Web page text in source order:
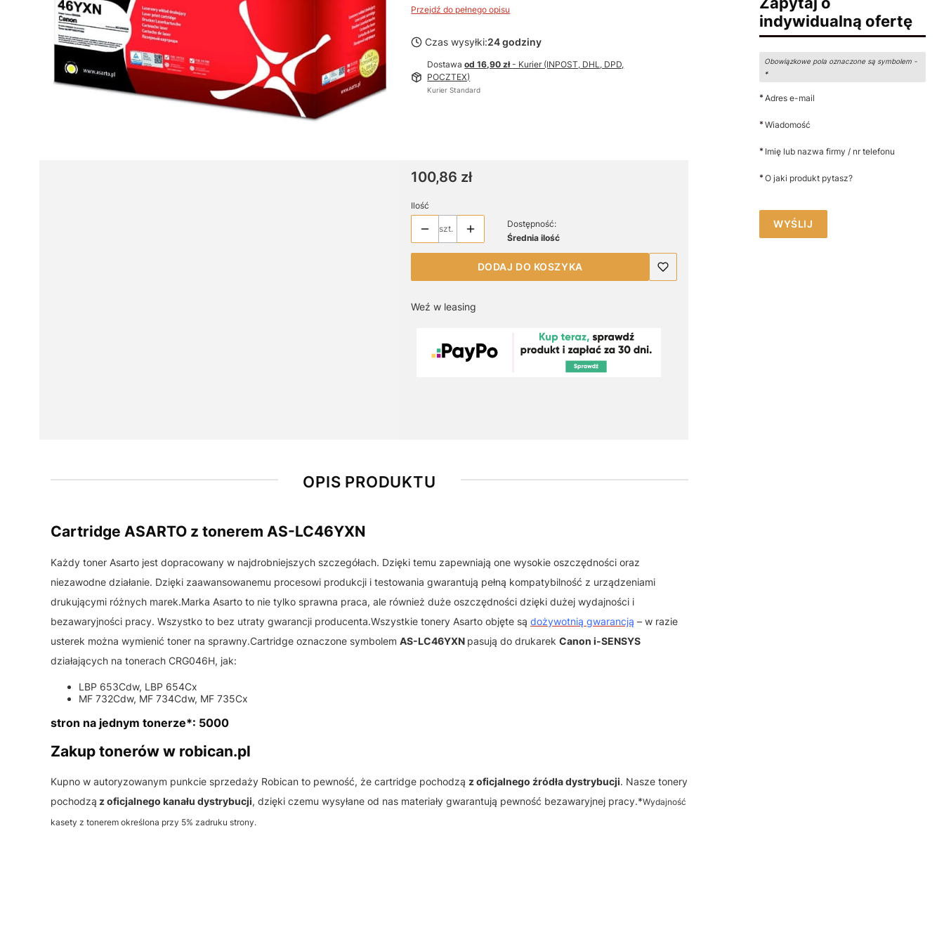
Przejdź do pełnego opisu
Czas wysyłki:24 godziny
Dostawaod 16,90 zł- Kurier (INPOST, DHL, DPD,
POCZTEX)
Kurier Standard
Cena
100,86 zł
Ilość
szt.
Dostępność:
Średnia ilość
DODAJ DO KOSZYKA
Weź w leasing
OPIS PRODUKTU
Cartridge ASARTO z tonerem AS-LC46YXN
Każdy toner Asarto jest dopracowany w najdrobniejszych szczegółach. Dzięki temu zapewniają one wysokie oszczędności oraz
niezawodne działanie. Dzięki zaawansowanemu procesowi produkcji i testowania gwarantują pełną kompatybilność z urządzeniami
drukującymi różnych marek.Marka Asarto to nie tylko sprawna praca, ale również duże oszczędności dzięki dużej wydajności i
bezawaryjności pracy. Wszystko to bez utraty gwarancji producenta.Wszystkie tonery Asarto objęte są dożywotnią gwarancją – w razie
usterek można wymienić toner na sprawny.Cartridge oznaczone symbolem AS-LC46YXN pasują do drukarek Canon i-SENSYS
działających na tonerach CRG046H, jak:
LBP 653Cdw, LBP 654Cx
MF 732Cdw, MF 734Cdw, MF 735Cx
stron na jednym tonerze*: 5000
Zakup tonerów w robican.pl
Kupno w autoryzowanym punkcie sprzedaży Robican to pewność, że cartridge pochodzą z oficjalnego źródła dystrybucji. Nasze tonery
pochodzą z oficjalnego kanału dystrybucji, dzięki czemu wysyłane od nas materiały gwarantują pewność bezawaryjnej pracy.*Wydajność
kasety z tonerem określona przy 5% zadruku strony.
indywidualną ofertę
Obowiązkowe pola oznaczone są symbolem -
*
*Adres e-mail
*Wiadomość
* Imię lub nazwa firmy / nr telefonu
*O jaki produkt pytasz?
WYŚLIJ